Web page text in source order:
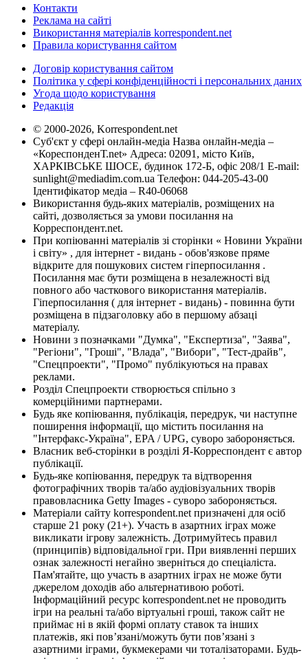
Контакти
Реклама на сайті
Використання матеріалів korrespondent.net
Правила користування сайтом
Договір користування сайтом
Політика у сфері конфіденційності і персональних даних
Угода щодо користування
Редакція
© 2000-2026, Korrespondent.net
Суб'єкт у сфері онлайн-медіа Назва онлайн-медіа –
«КореспонденТ.net» Адреса: 02091, місто Київ,
ХАРКІВСЬКЕ ШОСЕ, будинок 172-Б, офіс 208/1 E-mail:
sunlight@mediadim.com.ua Телефон: 044-205-43-00
Ідентифікатор медіа – R40-06068
Використання будь-яких матеріалів, розміщених на
сайті, дозволяється за умови посилання на
Корреспондент.net.
При копіюванні матеріалів зі сторінки « Новини України
і світу» , для інтернет - видань - обов'язкове пряме
відкрите для пошукових систем гіперпосилання .
Посилання має бути розміщена в незалежності від
повного або часткового використання матеріалів.
Гіперпосилання ( для інтернет - видань) - повинна бути
розміщена в підзаголовку або в першому абзаці
матеріалу.
Новини з позначками "Думка", "Експертиза", "Заява",
"Регіони", "Гроші", "Влада", "Вибори", "Тест-драйв",
"Спецпроекти", "Промо" публікуються на правах
реклами.
Розділ Спецпроекти створюється спільно з
комерційними партнерами.
Будь яке копіювання, публікація, передрук, чи наступне
поширення інформації, що містить посилання на
"Інтерфакс-Україна", EPA / UPG, суворо забороняється.
Власник веб-сторінки в розділі Я-Корреспондент є автор
публікації.
Будь-яке копіювання, передрук та відтворення
фотографічних творів та/або аудіовізуальних творів
правовласника Getty Images - суворо забороняється.
Матеріали сайту korrespondent.net призначені для осіб
старше 21 року (21+). Участь в азартних іграх може
викликати ігрову залежність. Дотримуйтесь правил
(принципів) відповідальної гри. При виявленні перших
ознак залежності негайно зверніться до спеціаліста.
Пам'ятайте, що участь в азартних іграх не може бути
джерелом доходів або альтернативою роботі.
Інформаційний ресурс korrespondent.net не проводить
ігри на реальні та/або віртуальні гроші, також сайт не
приймає ні в якій формі оплату ставок та інших
платежів, які пов’язані/можуть бути пов’язані з
азартними іграми, букмекерами чи тоталізаторами. Будь-